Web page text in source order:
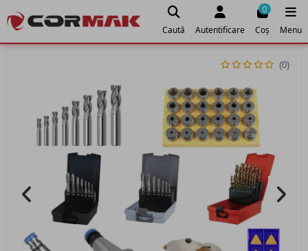
Caută Autentificare
0
Coș Menu
(0)